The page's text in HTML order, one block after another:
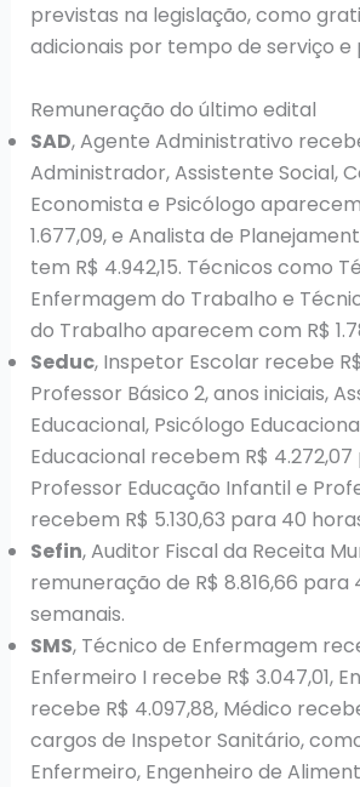
previstas na legislação, como
adicionais por tempo de serviço e
Remuneração do último edital
SAD, Agente Administrativo recebe
Administrador, Assistente Social,
Economista e Psicólogo
1.677,09, e Analista de
tem R$ 4.942,15. Técnicos como
Enfermagem do Trabalho e
do Trabalho aparecem com R$
Seduc, Inspetor Escolar recebe R$
Professor Básico 2, anos iniciais,
Educacional, Psicólogo
Educacional recebem R$
Professor Educação Infantil e
recebem R$ 5.130,63 para 40
Sefin, Auditor Fiscal da Receita
remuneração de R$ 8.816,66 para
semanais.
SMS, Técnico de Enfermagem
Enfermeiro I recebe R$ 3.047,01,
recebe R$ 4.097,88, Médico
cargos de Inspetor Sanitário,
Enfermeiro, Engenheiro de